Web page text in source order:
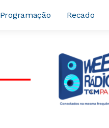
Programação Recado